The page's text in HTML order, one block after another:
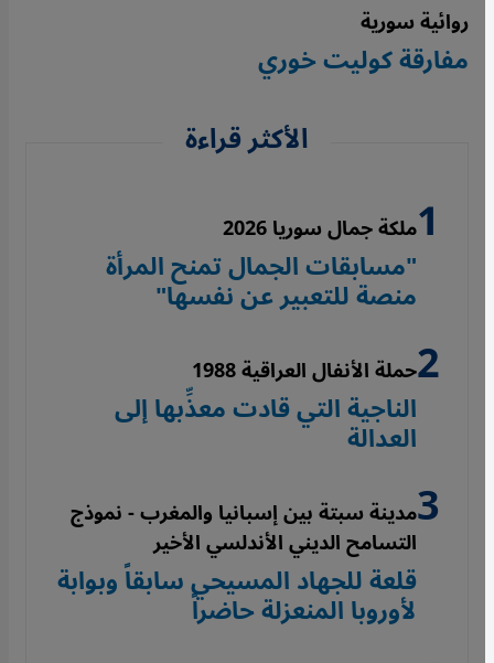
روائية سورية
مفارقة كوليت خوري
الأكثر قراءة
ملكة جمال سوريا 2026
"مسابقات الجمال تمنح المرأة
منصة للتعبير عن نفسها"
حملة الأنفال العراقية 1988
الناجية التي قادت معذِّبها إلى
العدالة
مدينة سبتة بين إسبانيا والمغرب - نموذج
التسامح الديني الأندلسي الأخير
قلعة للجهاد المسيحي سابقاً وبوابة
لأوروبا المنعزلة حاضراً